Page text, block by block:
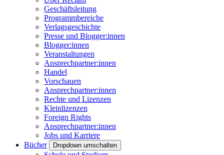
Geschäftsleitung
Programmbereiche
Verlagsgeschichte
Presse und Blogger:innen
Blogger:innen
Veranstaltungen
Ansprechpartner:innen
Handel
Vorschauen
Ansprechpartner:innen
Rechte und Lizenzen
Kleinlizenzen
Foreign Rights
Ansprechpartner:innen
Jobs und Karriere
Bücher
Dropdown umschalten